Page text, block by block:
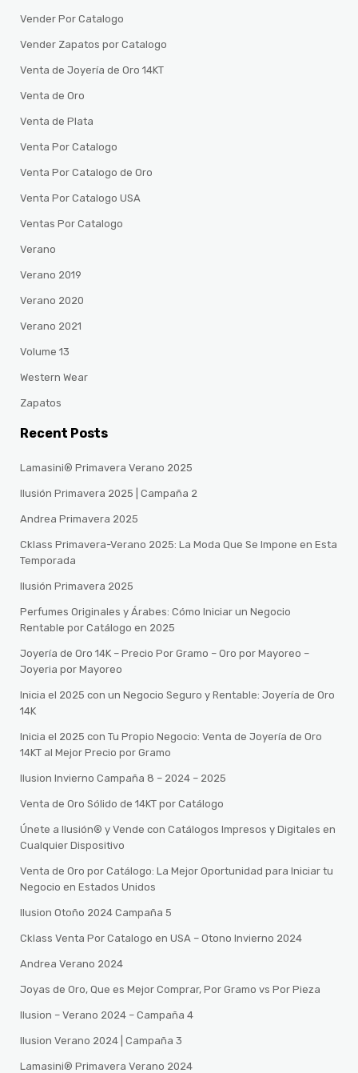
Vender Por Catalogo
Vender Zapatos por Catalogo
Venta de Joyería de Oro 14KT
Venta de Oro
Venta de Plata
Venta Por Catalogo
Venta Por Catalogo de Oro
Venta Por Catalogo USA
Ventas Por Catalogo
Verano
Verano 2019
Verano 2020
Verano 2021
Volume 13
Western Wear
Zapatos
Recent Posts
Lamasini® Primavera Verano 2025
Ilusión Primavera 2025 | Campaña 2
Andrea Primavera 2025
Cklass Primavera-Verano 2025: La Moda Que Se Impone en Esta
Temporada
Ilusión Primavera 2025
Perfumes Originales y Árabes: Cómo Iniciar un Negocio
Rentable por Catálogo en 2025
Joyería de Oro 14K – Precio Por Gramo – Oro por Mayoreo –
Joyeria por Mayoreo
Inicia el 2025 con un Negocio Seguro y Rentable: Joyería de Oro
14K
Inicia el 2025 con Tu Propio Negocio: Venta de Joyería de Oro
14KT al Mejor Precio por Gramo
Ilusion Invierno Campaña 8 – 2024 – 2025
Venta de Oro Sólido de 14KT por Catálogo
Únete a Ilusión® y Vende con Catálogos Impresos y Digitales en
Cualquier Dispositivo
Venta de Oro por Catálogo: La Mejor Oportunidad para Iniciar tu
Negocio en Estados Unidos
Ilusion Otoño 2024 Campaña 5
Cklass Venta Por Catalogo en USA – Otono Invierno 2024
Andrea Verano 2024
Joyas de Oro, Que es Mejor Comprar, Por Gramo vs Por Pieza
Ilusion – Verano 2024 – Campaña 4
Ilusion Verano 2024 | Campaña 3
Lamasini®️ Primavera Verano 2024